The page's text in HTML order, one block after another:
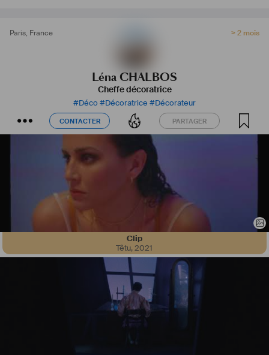
Paris, France > 2 mois
Léna CHALBOS
Cheffe décoratrice
#Déco#Décoratrice #Décorateur
CONTACTER PARTAGER
CONTACTER PARTAGER
Clip
Têtu,2021
Passionné d'étalonnage je suis toujours à la recherche de nouveaux
projets créatifs.
N’hésiter pas à me contacter je serais très heureux d'échanger avec
vous.
Voici un lien vers mon Portfolio complet :
https://www.gabriel-
rimaillot.com/